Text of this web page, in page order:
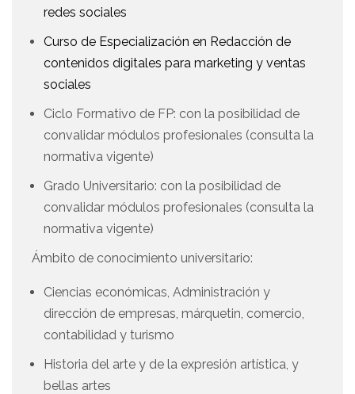
redes sociales
Curso de Especialización en Redacción de
contenidos digitales para marketing y ventas
sociales
Ciclo Formativo de FP: con la posibilidad de
convalidar módulos profesionales (consulta la
normativa vigente)
Grado Universitario: con la posibilidad de
convalidar módulos profesionales (consulta la
normativa vigente)
Ámbito de conocimiento universitario:
Ciencias económicas, Administración y
dirección de empresas, márquetin, comercio,
contabilidad y turismo
Historia del arte y de la expresión artística, y
bellas artes